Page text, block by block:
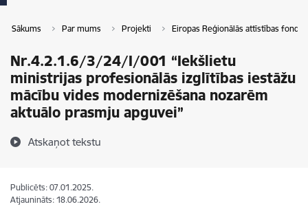
Sākums Par mums Projekti Eiropas Reģionālās attīstības fonds
Nr.4.2.1.6/3/24/I/001 “Iekšlietu
ministrijas profesionālās izglītības iestāžu
mācību vides modernizēšana nozarēm
aktuālo prasmju apguvei”
Atskaņot tekstu
Publicēts: 07.01.2025.
Atjaunināts: 18.06.2026.